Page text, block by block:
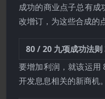
成功的商业点子总有
改增订，为这些合成的
80 / 20 九项成功法则
要增加利润，就该运用
开发息息相关的新商机。